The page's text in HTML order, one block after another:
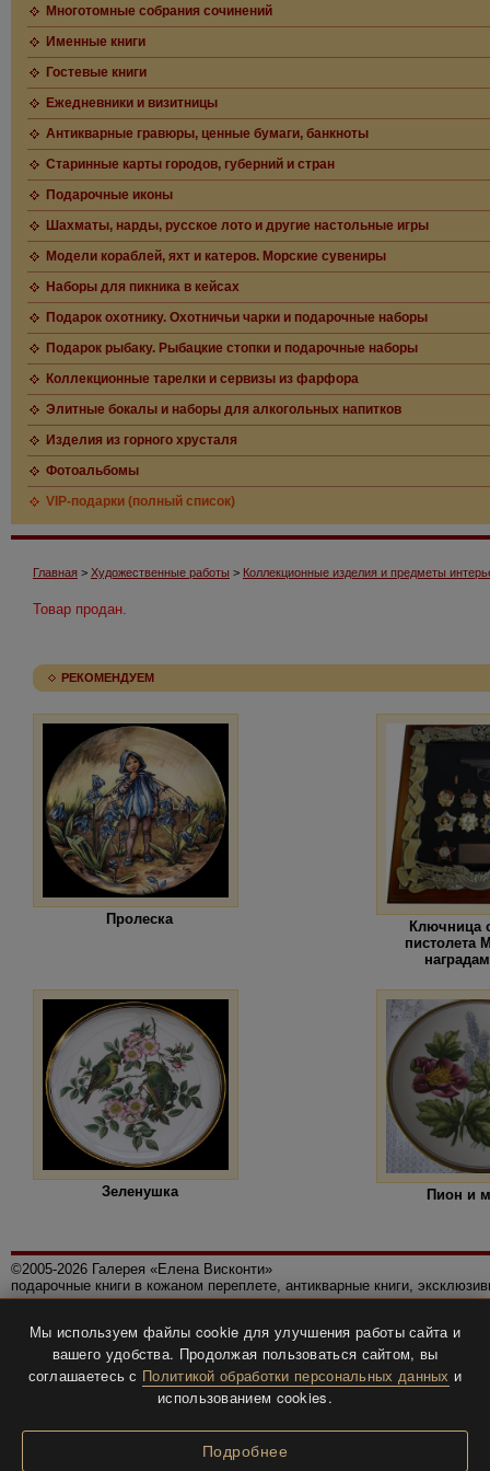
Многотомные собрания сочинений
Именные книги
Гостевые книги
Ежедневники и визитницы
Антикварные гравюры, ценные бумаги, банкноты
Старинные карты городов, губерний и стран
Подарочные иконы
Шахматы, нарды, русское лото и другие настольные игры
Модели кораблей, яхт и катеров. Морские сувениры
Наборы для пикника в кейсах
Подарок охотнику. Охотничьи чарки и подарочные наборы
Подарок рыбаку. Рыбацкие стопки и подарочные наборы
Коллекционные тарелки и сервизы из фарфора
Элитные бокалы и наборы для алкогольных напитков
Изделия из горного хрусталя
Фотоальбомы
VIP-подарки (полный список)
Главная > Художественные работы > Коллекционные изделия и предметы
Товар продан.
РЕКОМЕНДУЕМ
Пролеска
Ключница
пистолета
Зеленушка Пион и
©2005-2026 Галерея «Елена Висконти»
подарочные книги в кожаном переплете, антикварные книги,
Политика конфиденциальности
Все права защищены.
Разработка и дизайнBTV-info.
Мы используем файлы cookie для улучшения работы сайта и
вашего удобства. Продолжая пользоваться сайтом, вы
соглашаетесь с Политикой обработки персональных данных и
использованием cookies.
Подробнее